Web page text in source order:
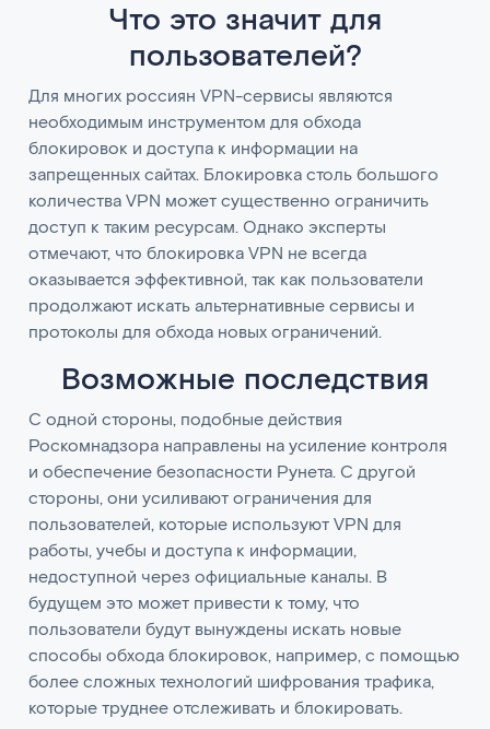
Что это значит для
пользователей?
Для многих россиян VPN-сервисы являются
необходимым инструментом для обхода
блокировок и доступа к информации на
запрещенных сайтах. Блокировка столь большого
количества VPN может существенно ограничить
доступ к таким ресурсам. Однако эксперты
отмечают, что блокировка VPN не всегда
оказывается эффективной, так как пользователи
продолжают искать альтернативные сервисы и
протоколы для обхода новых ограничений.
Возможные последствия
С одной стороны, подобные действия
Роскомнадзора направлены на усиление контроля
и обеспечение безопасности Рунета. С другой
стороны, они усиливают ограничения для
пользователей, которые используют VPN для
работы, учебы и доступа к информации,
недоступной через официальные каналы. В
будущем это может привести к тому, что
пользователи будут вынуждены искать новые
способы обхода блокировок, например, с помощью
более сложных технологий шифрования трафика,
которые труднее отслеживать и блокировать.